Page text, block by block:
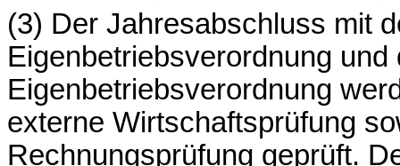
(3) Der Jahresabschluss mit
Eigenbetriebsverordnung
Eigenbetriebsverordnung
externe Wirtschaftsprüfung
Rechnungsprüfung geprüft.